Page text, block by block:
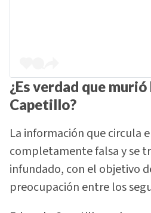
¿Es verdad que
Capetillo?
La información que circula
completamente falsa y se
infundado, con el objetivo
preocupación entre los